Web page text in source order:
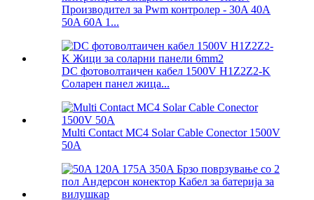
Производител за Pwm контролер - 30A 40A
50A 60A 1...
DC фотоволтаичен кабел 1500V H1Z2Z2-K
Соларен панел жица...
Multi Contact MC4 Solar Cable Conector 1500V
50A